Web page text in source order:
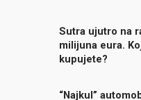
Sutra ujutro na
milijuna eura.
kupujete?
“Najkul”